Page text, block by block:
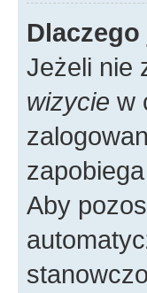
Jeżeli nie
wizycie w
Aby